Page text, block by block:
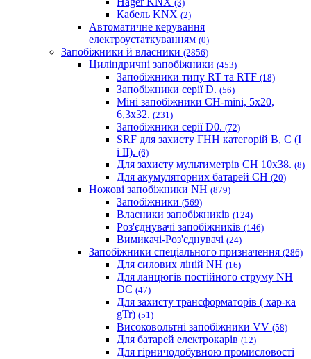
(3)
Кабель KNX (2)
Автоматичне керування
електроустаткуванням (0)
Запобіжники й власники (2856)
Циліндричні запобіжники (453)
Запобіжники типу RT та RTF (18)
Запобіжники серії D. (56)
Міні запобіжники CH-mini, 5x20,
6,3x32. (231)
Запобіжники серії D0. (72)
SRF для захисту ГНН категорій B, C (I
і II). (6)
Для захисту мультиметрів CH 10х38. (8)
Для акумуляторних батарей CH (20)
Ножові запобіжники NH (879)
Запобіжники (569)
Власники запобіжників (124)
Роз'єднувачі запобіжників (146)
Вимикачі-Роз'єднувачі (24)
Запобіжники спеціального призначення (286)
Для силових ліній NH (16)
Для ланцюгів постійного струму NH
DC (47)
Для захисту трансформаторів ( хар-ка
gTr) (51)
Високовольтні запобіжники VV (58)
Для батарей електрокарів (12)
Для гірничодобувною промисловості